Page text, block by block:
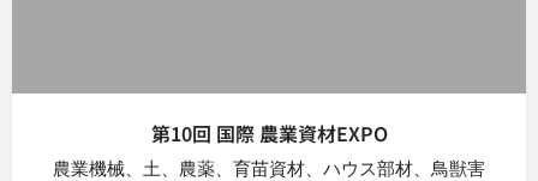
第10回 国際 農業資材EXPO
農業機械、土、農薬、育苗資材、ハウス部材、鳥獣害